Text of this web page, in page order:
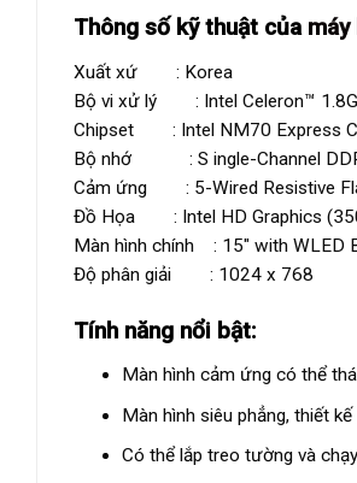
Thông số kỹ thuật của máy
Xuất xứ : Korea
Bộ vi xử lý : Intel Celeron™
Chipset : Intel NM70 Express
Bộ nhớ : S ingle-Channel
Cảm ứng : 5-Wired Resistive
Đồ Họa : Intel HD Graphics
Màn hình chính : 15″ with WLED
Độ phân giải : 1024 x 768
Tính năng nổi bật:
Màn hình cảm ứng có thể
Màn hình siêu phẳng, thiết
Có thể lắp treo tường và